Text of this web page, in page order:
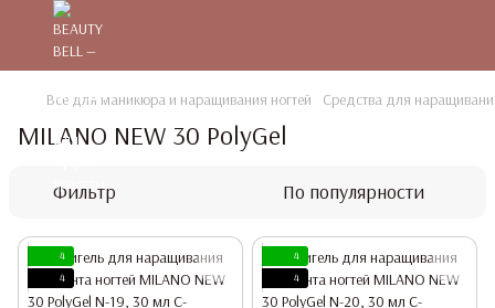
Все для маникюра и наращивания ногтей Средства для
MILANO NEW 30 PolyGel
Фильтр По популярности
4
4
4
4